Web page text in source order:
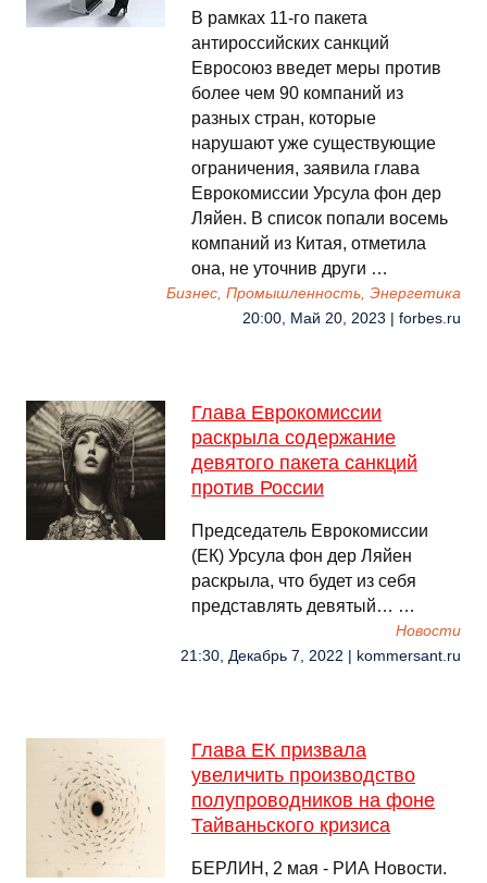
В рамках 11-го пакета
антироссийских санкций
Евросоюз введет меры против
более чем 90 компаний из
разных стран, которые
нарушают уже существующие
ограничения, заявила глава
Еврокомиссии Урсула фон дер
Ляйен. В список попали восемь
компаний из Китая, отметила
она, не уточнив други …
Бизнес, Промышленность, Энергетика
20:00, Май 20, 2023 | forbes.ru
Глава Еврокомиссии
раскрыла содержание
девятого пакета санкций
против России
Председатель Еврокомиссии
(ЕК) Урсула фон дер Ляйен
раскрыла, что будет из себя
представлять девятый… …
Новости
21:30, Декабрь 7, 2022 | kommersant.ru
Глава ЕК призвала
увеличить производство
полупроводников на фоне
Тайваньского кризиса
БЕРЛИН, 2 мая - РИА Новости.